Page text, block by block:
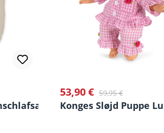
Verkaufspreis:
53,90 € Regulärer Preis:
59,95 €
Konges Sløjd Puppe